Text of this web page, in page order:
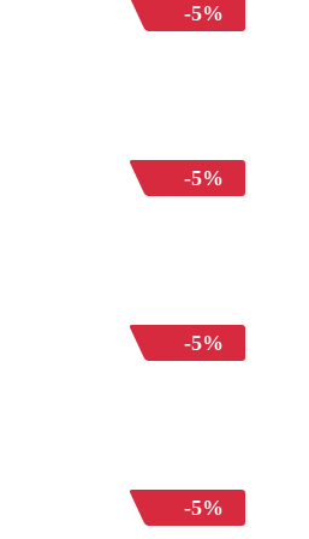
-5%
-5%
-5%
-5%